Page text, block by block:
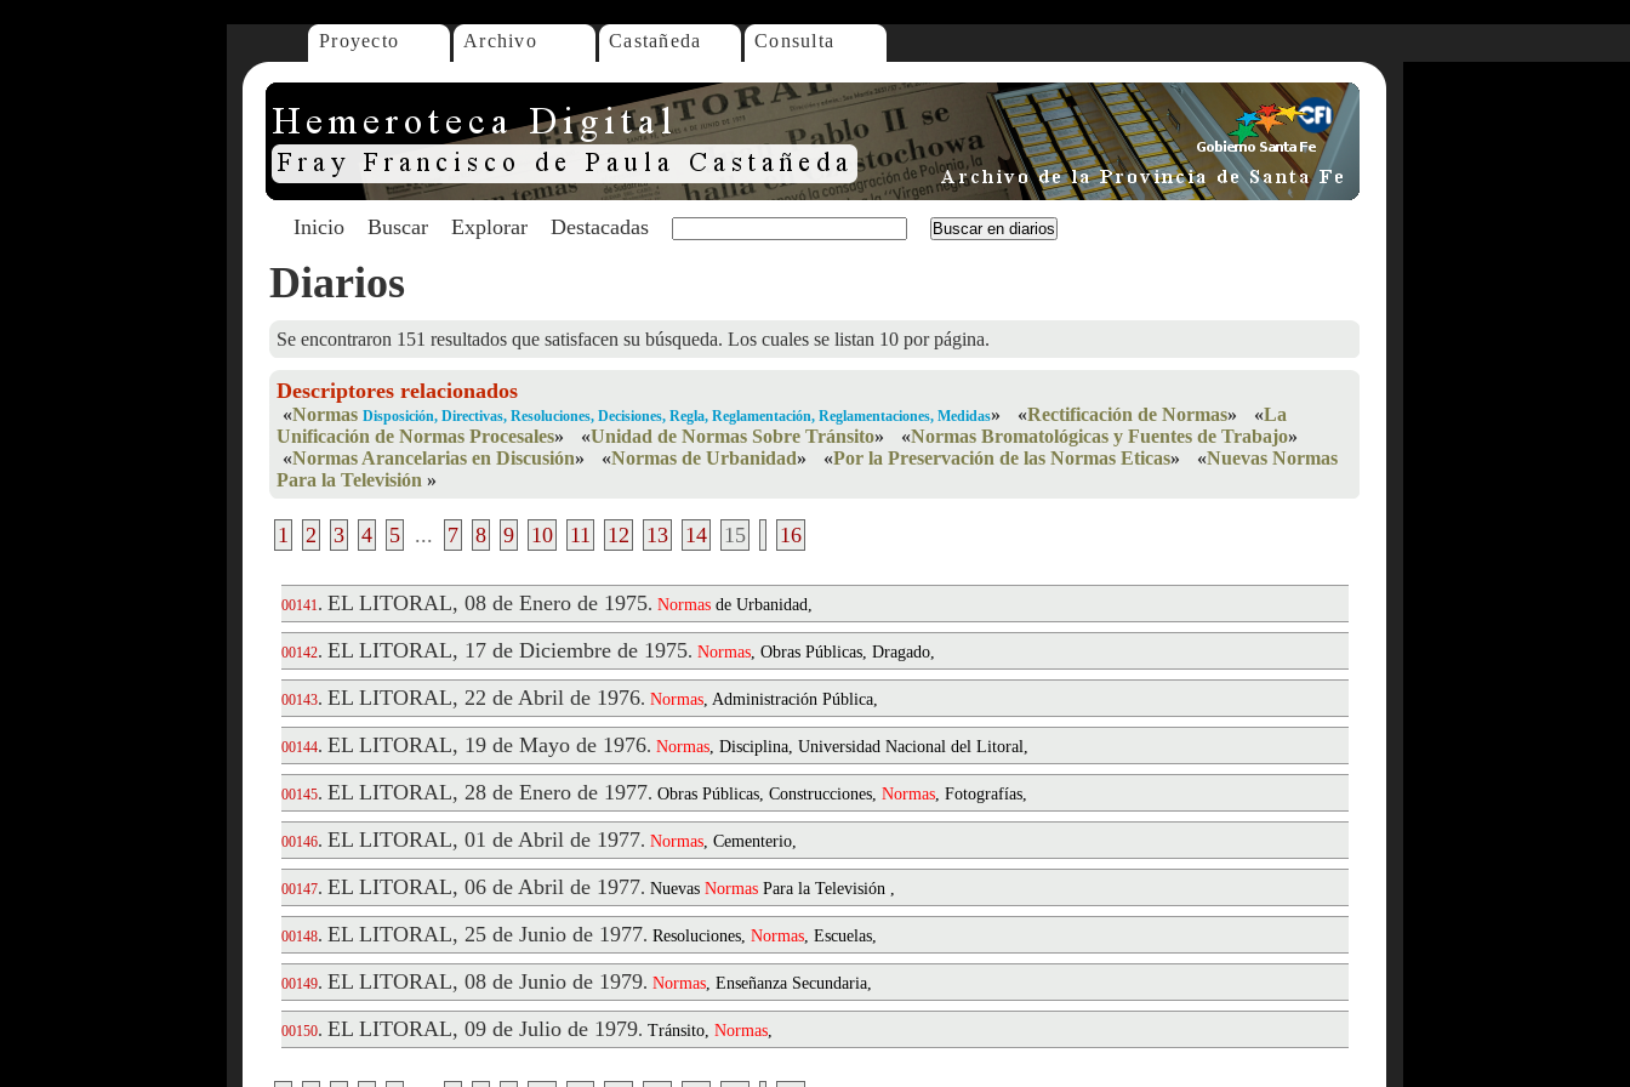
Proyecto Archivo Castañeda Consulta
Inicio Buscar Explorar Destacadas
Diarios
Se encontraron 151 resultados que satisfacen su búsqueda. Los cuales se listan 10 por página.
Descriptores relacionados
«Normas Disposición, Directivas, Resoluciones, Decisiones, Regla, Reglamentación, Reglamentaciones, Medidas» «Rectificación de Normas» «La
Unificación de Normas Procesales» «Unidad de Normas Sobre Tránsito» «Normas Bromatológicas y Fuentes de Trabajo»
«Normas Arancelarias en Discusión» «Normas de Urbanidad» «Por la Preservación de las Normas Eticas» «Nuevas Normas
Para la Televisión »
1 2 3 4 5 ... 7 8 9 10 11 12 13 14 15 16
00141. EL LITORAL, 08 de Enero de 1975. Normas de Urbanidad,
00142. EL LITORAL, 17 de Diciembre de 1975. Normas, Obras Públicas, Dragado,
00143. EL LITORAL, 22 de Abril de 1976. Normas, Administración Pública,
00144. EL LITORAL, 19 de Mayo de 1976. Normas, Disciplina, Universidad Nacional del Litoral,
00145. EL LITORAL, 28 de Enero de 1977. Obras Públicas, Construcciones, Normas, Fotografías,
00146. EL LITORAL, 01 de Abril de 1977. Normas, Cementerio,
00147. EL LITORAL, 06 de Abril de 1977. Nuevas Normas Para la Televisión ,
00148. EL LITORAL, 25 de Junio de 1977. Resoluciones, Normas, Escuelas,
00149. EL LITORAL, 08 de Junio de 1979. Normas, Enseñanza Secundaria,
00150. EL LITORAL, 09 de Julio de 1979. Tránsito, Normas,